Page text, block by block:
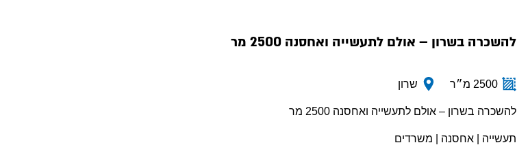
להשכרה בשרון – אולם לתעשייה ואחסנה 2500 מר
2500 מ״ר שרון
להשכרה בשרון – אולם לתעשייה ואחסנה 2500 מר
תעשייה | אחסנה | משרדים